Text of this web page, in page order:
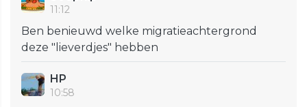
11:12
Ben benieuwd welke migratieachtergrond
deze "lieverdjes" hebben
HP
10:58